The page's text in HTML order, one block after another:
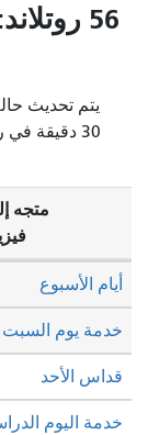
56
يتم تحديث
30 دقيقة في رأس الساعة.
متجه
خدمة يوم السبت
قداس الأحد
أيام الأسبوع
خدمة اليوم